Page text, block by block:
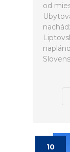
od
10